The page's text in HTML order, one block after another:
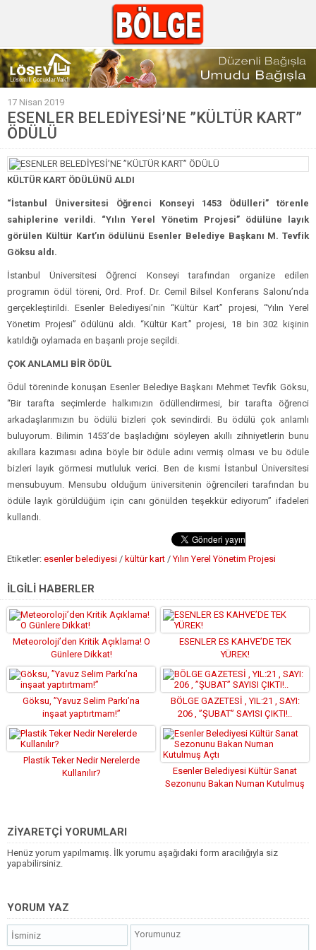
GÜNCEL
POLİTİKA
Polis & Adliye
SPOR
EKONOMİ
YAZARLAR
Sağlık & Yaşam
Kültür & Sanat
Müzik & Magazin
17 Nisan 2019
ESENLER BELEDİYESİ’NE ”KÜLTÜR KART”
ÖDÜLÜ
KÜLTÜR KART ÖDÜLÜNÜ ALDI
“İstanbul Üniversitesi Öğrenci Konseyi 1453 Ödülleri” törenle
sahiplerine verildi. “Yılın Yerel Yönetim Projesi” ödülüne layık
görülen Kültür Kart’ın ödülünü Esenler Belediye Başkanı M. Tevfik
Göksu aldı.
İstanbul Üniversitesi Öğrenci Konseyi tarafından organize edilen
programın ödül töreni, Ord. Prof. Dr. Cemil Bilsel Konferans Salonu’nda
gerçekleştirildi. Esenler Belediyesi’nin “Kültür Kart” projesi, “Yılın Yerel
Yönetim Projesi” ödülünü aldı. “Kültür Kart” projesi, 18 bin 302 kişinin
katıldığı oylamada en başarılı proje seçildi.
ÇOK ANLAMLI BİR ÖDÜL
Ödül töreninde konuşan Esenler Belediye Başkanı Mehmet Tevfik Göksu,
“Bir tarafta seçimlerde halkımızın ödüllendirmesi, bir tarafta öğrenci
arkadaşlarımızın bu ödülü bizleri çok sevindirdi. Bu ödülü çok anlamlı
buluyorum. Bilimin 1453’de başladığını söyleyen akıllı zihniyetlerin bunu
akıllara kazıması adına böyle bir ödüle adını vermiş olması ve bu ödüle
bizleri layık görmesi mutluluk verici. Ben de kısmi İstanbul Üniversitesi
mensubuyum. Mensubu olduğum üniversitenin öğrencileri tarafından bu
ödüle layık görüldüğüm için canı gönülden teşekkür ediyorum” ifadeleri
kullandı.
Etiketler: esenler belediyesi / kültür kart /Yılın Yerel Yönetim Projesi
İLGİLİ HABERLER
Meteoroloji’den Kritik Açıklama! O
Günlere Dikkat!
ESENLER ES KAHVE’DE TEK
YÜREK!
Göksu, ”Yavuz Selim Parkı’na
inşaat yaptırtmam!”
BÖLGE GAZETESİ , YIL:21 , SAYI:
206 , ”ŞUBAT” SAYISI ÇIKTI!..
Plastik Teker Nedir Nerelerde
Kullanılır?
Esenler Belediyesi Kültür Sanat
Sezonunu Bakan Numan Kutulmuş
ZİYARETÇİ YORUMLARI
Henüz yorum yapılmamış. İlk yorumu aşağıdaki form aracılığıyla siz
yapabilirsiniz.
YORUM YAZ